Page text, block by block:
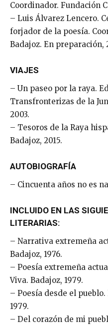
Coordinador. Fundación
– Luis Álvarez Lencero.
forjador de la poesía.
Badajoz. En preparación,
VIAJES
– Un paseo por la raya.
Transfronterizas de la
2003.
– Tesoros de la Raya
Badajoz, 2015.
AUTOBIOGRAFÍA
– Cincuenta años no es
INCLUIDO EN LAS
LITERARIAS:
– Narrativa extremeña
Badajoz, 1976.
– Poesía extremeña
Viva. Badajoz, 1979.
– Poesía desde el
1979.
– Del corazón de mi